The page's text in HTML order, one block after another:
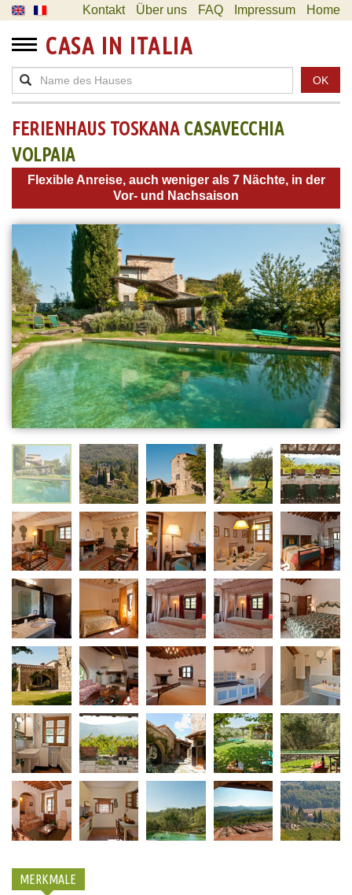
Kontakt Über uns FAQ Impressum Home
CASA IN ITALIA
OK
FERIENHAUS TOSKANA CASAVECCHIA
VOLPAIA
Flexible Anreise, auch weniger als 7 Nächte, in der
Vor- und Nachsaison
MERKMALE